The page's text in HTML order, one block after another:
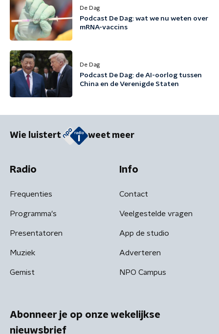
De Dag
Podcast De Dag: wat we nu weten over
mRNA-vaccins
De Dag
Podcast De Dag: de AI-oorlog tussen
China en de Verenigde Staten
Wie luistert weet meer
Radio
Frequenties
Programma's
Presentatoren
Muziek
Gemist
Info
Contact
Veelgestelde vragen
App de studio
Adverteren
NPO Campus
Abonneer je op onze wekelijkse
nieuwsbrief